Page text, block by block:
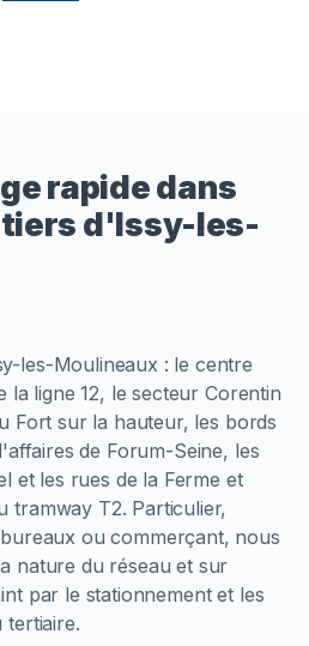
rapide dans
d'Issy-les-
les-Moulineaux : le centre
la ligne 12, le secteur Corentin
Fort sur la hauteur, les bords
de Forum-Seine, les
et les rues de la Ferme et
tramway T2. Particulier,
ou commerçant, nous
nature du réseau et sur
par le stationnement et les
tertiaire.